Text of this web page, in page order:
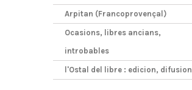
Arpitan (Francoprovençal)
Ocasions, libres ancians,
introbables
l'Ostal del libre : edicion, difusion